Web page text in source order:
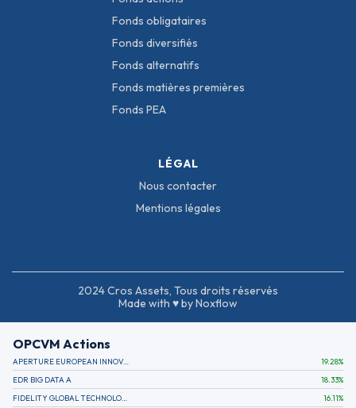
Fonds obligataires
Fonds diversifiés
Fonds alternatifs
Fonds matières premières
Fonds PEA
LÉGAL
Nous contacter
Mentions légales
2024 Cros Assets, Tous droits réservés
Made with ♥ by Noxflow
OPCVM Actions
APERTURE EUROPEAN INNOVATION 19.28%
EDR BIG DATA A
18.33%
FIDELITY GLOBAL TECHNOLOGY FUND A EUR
16.11%